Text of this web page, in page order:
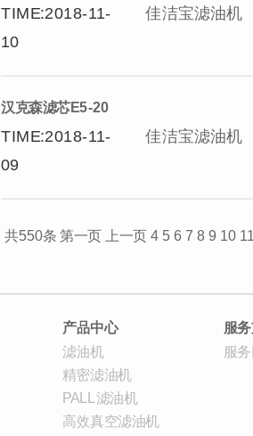
TIME:2018-11-
10
佳洁宝滤油机
汉克森滤芯E5-20
TIME:2018-11-
09
佳洁宝滤油机
共550条 第一页 上一页 4 5 6 7 8 9 10
产品中心
滤油机
精密滤油机
PALL滤油机
高效真空滤油机
服
服